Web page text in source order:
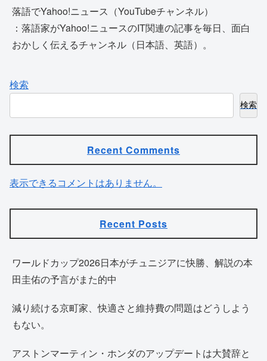
落語でYahoo!ニュース（YouTubeチャンネル）
：落語家がYahoo!ニュースのIT関連の記事を毎日、面白
おかしく伝えるチャンネル（日本語、英語）。
検索
検索
Recent Comments
表示できるコメントはありません。
Recent Posts
ワールドカップ2026日本がチュニジアに快勝、解説の本
田圭佑の予言がまた的中
減り続ける京町家、快適さと維持費の問題はどうしよう
もない。
アストンマーティン・ホンダのアップデートは大賛辞と